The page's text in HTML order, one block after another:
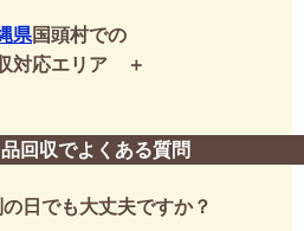
県国頭村での
対応エリア
回収でよくある質問
日でも大丈夫ですか？